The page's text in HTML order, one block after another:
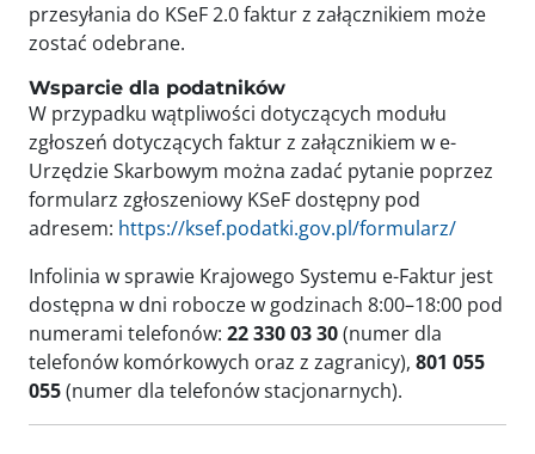
przesyłania do KSeF 2.0 faktur z załącznikiem może
zostać odebrane.
Wsparcie dla podatników
W przypadku wątpliwości dotyczących modułu
zgłoszeń dotyczących faktur z załącznikiem w e-
Urzędzie Skarbowym można zadać pytanie poprzez
formularz zgłoszeniowy KSeF dostępny pod
adresem: https://ksef.podatki.gov.pl/formularz/
Infolinia w sprawie Krajowego Systemu e-Faktur jest
dostępna w dni robocze w godzinach 8:00–18:00 pod
numerami telefonów: 22 330 03 30(numer dla
telefonów komórkowych oraz z zagranicy), 801 055
055(numer dla telefonów stacjonarnych).